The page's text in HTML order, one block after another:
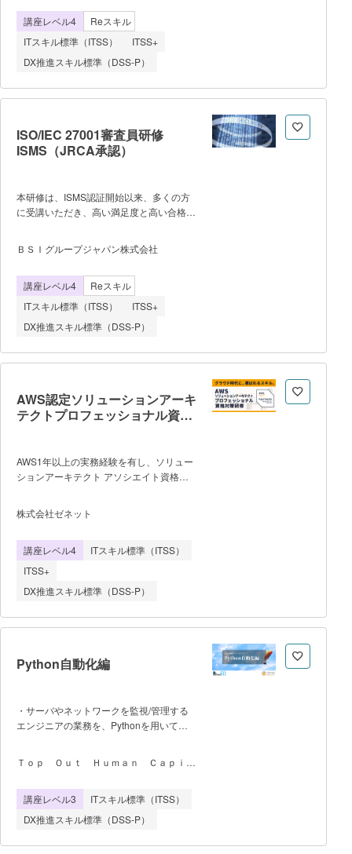
プ作成、Spring BootとReactでの基本実
装、Terrafo
ー攻撃――。サイバー攻撃が「起きてか
ら」対応するだけでは守りきれない時代に
なりました。 本コースでは、OSINTと
有償TIツール、AIを組み合わせて、攻撃
ます。 ■カリキュラム概要
識篇（1〜3ヶ月） ・インテリジェン
ス基礎（HUMINT / SIGINT /
OSINT） ・脅威分析フレームワーク
OSINT活用・Log4jなどの事例演
習 OSINT・可視化ツール篇（4〜
URLScanなどのOSINTツール活用 ・
（MISP / OpenCTI） ・K
講座レベル4
Reスキル
ITスキル標準（ITSS）
ITSS+
DX推進スキル標準（DSS-P）
ISO/IEC 27001審査員研修
ISMS（JRCA承認）
本研修は、ISMS認証開始以来、多くの方
に受講いただき、高い満足度と高い合格率
義、ロールプレイ演習、グループワーク、
及びクラスディスカッションなどのアクセ
して、受講者がISO 19011、及びISO/IEC
27001に基づく監査の計画、準備、実施、
及び報告をリードできるスキルを身につけ
るための手助けをしますので、ご受講によ
知識・スキルを身につけることができま
JRCAに審査員として登録する際に必要な
要件の一部を満たすことができる ●
ISO/IEC 27001の監査に関する実践的で高
うな効果的な内部監査ができるようにな
る ■受講に当たっての事前知識
研修の受講者に対して、ISO/IEC 27001シ
用及び実施に関する何らかの理解を有して
いることを強く推奨しています。
ＢＳＩグループジャパン株式会社
講座レベル4
Reスキル
ITスキル標準（ITSS）
ITSS+
DX推進スキル標準（DSS-P）
AWS認定ソリューションアーキ
テクトプロフェッショナル資格
AWS1年以上の実務経験を有し、ソリュー
ションアーキテクト アソシエイト資格を
スです。 ソリューションアーキテクト
プロフェッショナル資格の対策とともに、
る力を養う実践的な学習内容を提供しま
す。 700問以上のオリジナル問題を解
把握と知識の定着を図り、確実に実力を身
務に即したシナリオベースの演習を通じ
化・セキュリティ・運用性といった設計観
点を体系的に習得します。 資格を保有
プをサポートします。
株式会社ゼネット
講座レベル4
ITスキル標準（ITSS）
ITSS+
DX推進スキル標準（DSS-P）
Python自動化編
・サーバやネットワークを監視/管理する
エンジニアの業務を、Pythonを用いて自
す。 1.正規表現 正規表現のシンタ
ドレスの除外 URLを指定する 任意
のマッチ 任意の1文字の繰り返し
正規表現に必要な「エスケープ」
2.ファイル管理 ファイルやフォルダの
Ｔｏｐ Ｏｕｔ Ｈｕｍａｎ Ｃａｐｉｔ
講座レベル3
ITスキル標準（ITSS）
DX推進スキル標準（DSS-P）